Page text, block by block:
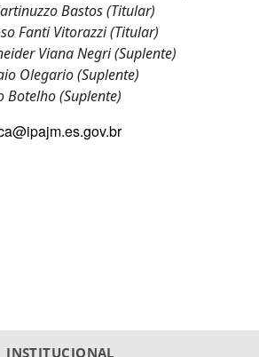
Bastos (Titular)
Fanti Vitorazzi (Titular)
Viana Negri (Suplente)
Olegario (Suplente)
Botelho (Suplente)
INSTITUCIONAL